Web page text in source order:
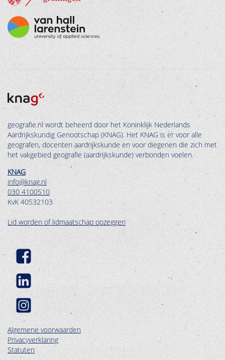
geografie.nl wordt beheerd door het Koninklijk Nederlands
Aardrijkskundig Genootschap (KNAG). Het KNAG is er voor alle
geografen, docenten aardrijkskunde en voor diegenen die zich met
het vakgebied geografie (aardrijkskunde) verbonden voelen.
KNAG
info@knag.nl
030 4100510
KvK 40532103
Lid worden of lidmaatschap opzeggen
Algemene voorwaarden
Privacyverklaring
Statuten